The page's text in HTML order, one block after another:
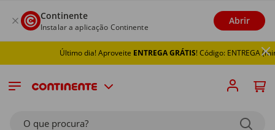
Continente
Instalar a aplicação Continente
Abrir
Último dia! AproveiteENTREGA GRÁTIS! Código: ENTREGA (min
O que procura?